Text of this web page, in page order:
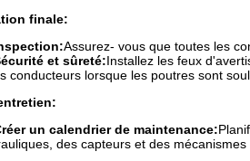
finale:
Assurez- vous que toutes les
et sûreté:Installez les feux
conducteurs lorsque les poutres sont
un calendrier de maintenance:
des capteurs et des